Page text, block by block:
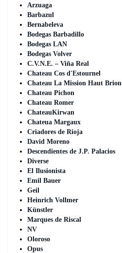
Arzuaga
Barbazul
Bernabeleva
Bodegas Barbadillo
Bodegas LAN
Bodegas Volver
C.V.N.E. – Viña Real
Chateau Cos d'Estournel
Chateau La Mission Haut Brion
Chateau Pichon
Chateau Romer
ChateauKirwan
Chateua Margaux
Criadores de Rioja
David Moreno
Descendientes de J.P. Palacios
Diverse
El Ilusionista
Emil Bauer
Geil
Heinrich Vollmer
Künstler
Marques de Riscal
NV
Oloroso
Opus